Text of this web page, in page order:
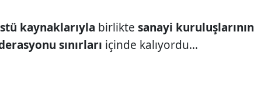
kaynaklarıyla birliktesanayi kuruluşlarının
sınırları içinde kalıyordu...